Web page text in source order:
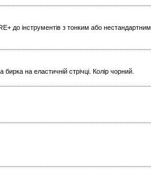
до інструментів з тонким або нестандартним
на еластичній стрічці. Колір чорний.